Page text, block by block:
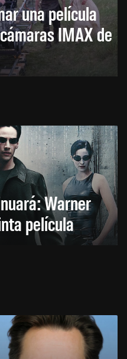
una película
IMAX de
Warner
película